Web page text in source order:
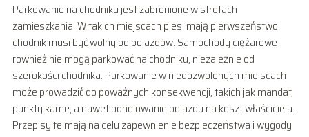
Parkowanie na chodniku jest zabronione w strefach
zamieszkania. W takich miejscach piesi mają pierwszeństwo i
chodnik musi być wolny od pojazdów. Samochody ciężarowe
również nie mogą parkować na chodniku, niezależnie od
szerokości chodnika. Parkowanie w niedozwolonych miejscach
może prowadzić do poważnych konsekwencji, takich jak mandat,
punkty karne, a nawet odholowanie pojazdu na koszt właściciela.
Przepisy te mają na celu zapewnienie bezpieczeństwa i wygody